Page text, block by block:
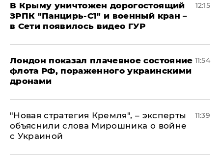
В Крыму уничтожен дорогостоящий
ЗРПК "Панцирь-С1" и военный кран –
в Сети появилось видео ГУР
12:15
Лондон показал плачевное состояние
флота РФ, пораженного украинскими
дронами
11:54
"Новая стратегия Кремля", – эксперты
объяснили слова Мирошника о войне
с Украиной
11:39